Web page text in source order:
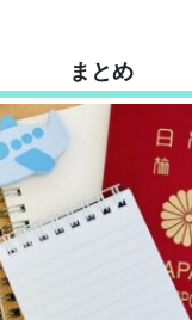
まとめ